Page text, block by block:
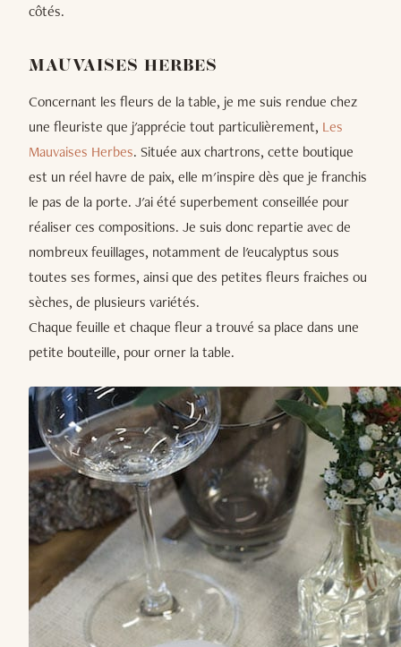
côtés.
MAUVAISES HERBES
Concernant les fleurs de la table, je me suis rendue chez
une fleuriste que j'apprécie tout particulièrement, Les
Mauvaises Herbes. Située aux chartrons, cette boutique
est un réel havre de paix, elle m'inspire dès que je franchis
le pas de la porte. J'ai été superbement conseillée pour
réaliser ces compositions. Je suis donc repartie avec de
nombreux feuillages, notamment de l'eucalyptus sous
toutes ses formes, ainsi que des petites fleurs fraiches ou
sèches, de plusieurs variétés.
Chaque feuille et chaque fleur a trouvé sa place dans une
petite bouteille, pour orner la table.